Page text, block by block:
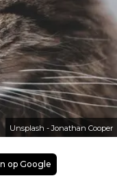
Unsplash - Jonathan Cooper
op Google